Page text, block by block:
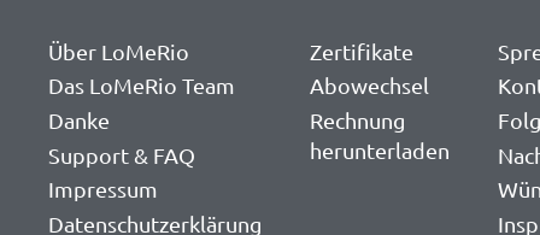
Über LoMeRio
Das LoMeRio Team
Danke
Support & FAQ
Impressum
Datenschutzerklärung
Zertifikate
Abowechsel
Rechnung
herunterladen